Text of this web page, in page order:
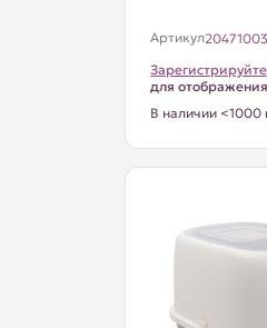
Артикул
для
В наличии <1000